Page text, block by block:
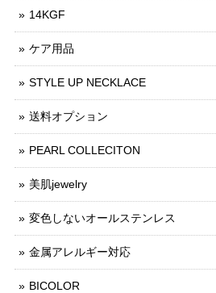
14KGF
ケア用品
STYLE UP NECKLACE
送料オプション
PEARL COLLECITON
美肌jewelry
変色しないオールステンレス
金属アレルギー対応
BICOLOR